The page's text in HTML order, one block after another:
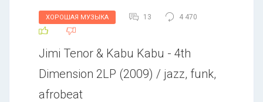
ХОРОШАЯ МУЗЫКА 13 4 470
Jimi Tenor & Kabu Kabu - 4th
Dimension 2LP (2009) / jazz, funk,
afrobeat